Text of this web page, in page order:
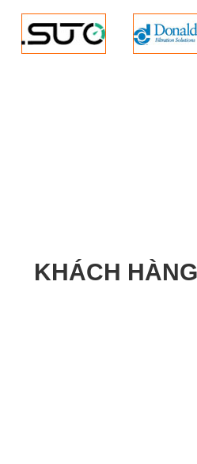
ưu.
KHÁCH